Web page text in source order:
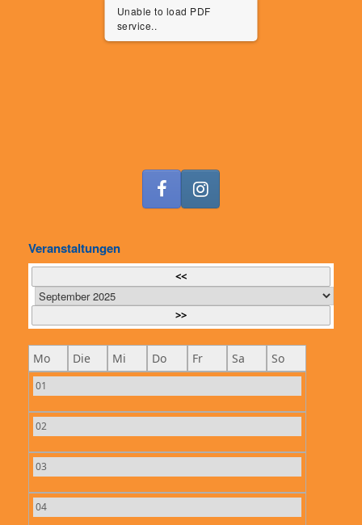
Unable to load PDF
service..
Veranstaltungen
<<
>>
Mo Die Mi Do Fr Sa So
01
02
03
04